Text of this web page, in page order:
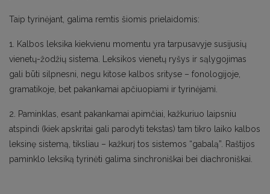
Taip tyrinėjant, galima remtis šiomis prielaidomis:
1. Kalbos leksika kiekvienu momentu yra tarpusavyje susijusių
vienetų-žodžių sistema. Leksikos vienetų ryšys ir sąlygojimas
gali būti silpnesni, negu kitose kalbos srityse – fonologijoje,
gramatikoje, bet pakankamai apčiuopiami ir tyrinėjami.
2. Paminklas, esant pakankamai apimčiai, kažkuriuo laipsniu
atspindi (kiek apskritai gali parodyti tekstas) tam tikro laiko kalbos
leksinę sistemą, tiksliau – kažkurį tos sistemos “gabalą”. Raštijos
paminklo leksiką tyrinėti galima sinchroniškai bei diachroniškai.